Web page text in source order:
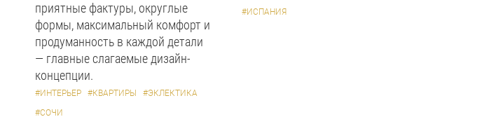
приятные фактуры, округлые
формы, максимальный комфорт и
продуманность в каждой детали
— главные слагаемые дизайн-
концепции.
#ИНТЕРЬЕР #КВАРТИРЫ
#ЭКЛЕКТИКА
#СОЧИ
#ИСПАНИЯ